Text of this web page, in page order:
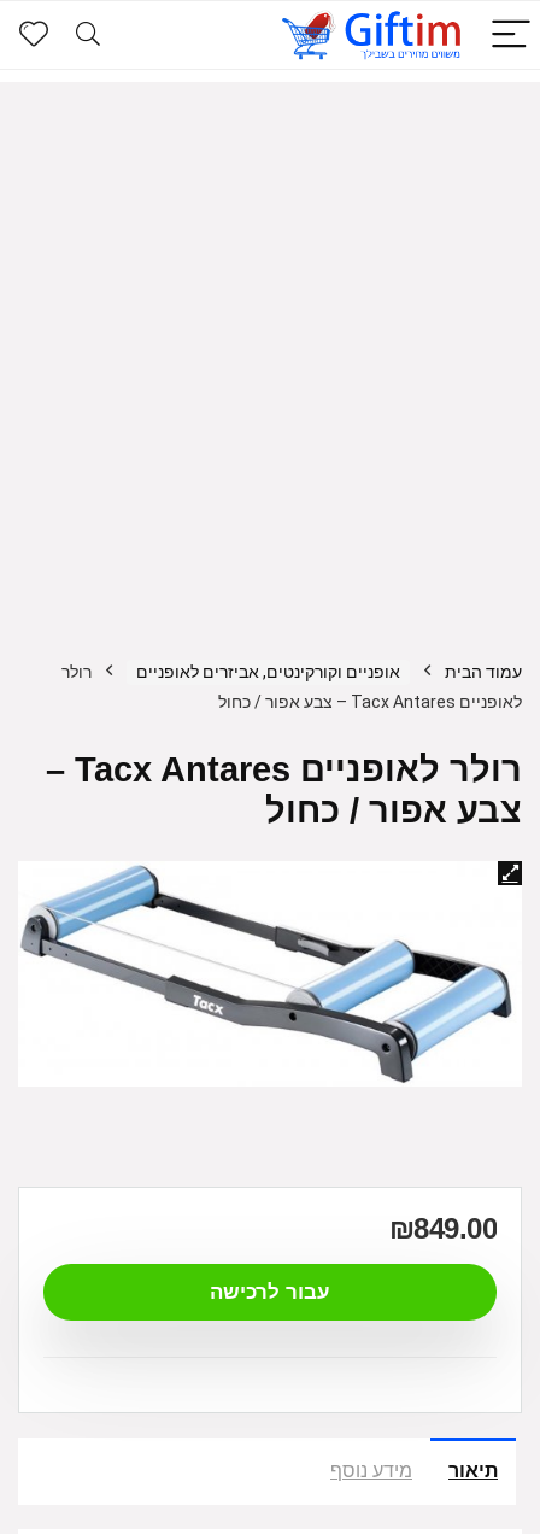
עמוד הבית אופניים וקורקינטים, אביזרים לאופניים
רולר
לאופניים Tacx Antares – צבע אפור / כחול
רולר לאופניים Tacx Antares –
צבע אפור / כחול
₪849.00
עבור לרכישה
תיאור מידע נוסף